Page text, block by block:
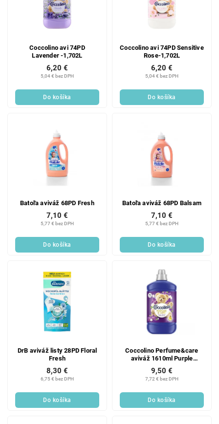
Coccolino avi 74PD
Lavender -1,702L
5,04 € bez DPH
6,20 €
Do košíka
Coccolino avi 74PD Sensitive
Rose-1,702L
5,04 € bez DPH
6,20 €
Do košíka
Batoľa aviváž 68PD Fresh
5,77 € bez DPH
7,10 €
Do košíka
Batoľa aviváž 68PD Balsam
5,77 € bez DPH
7,10 €
Do košíka
DrB aviváž listy 28PD Floral
Fresh
6,75 € bez DPH
8,30 €
Do košíka
Coccolino Perfume&care
aviváž 1610ml Purple
7,72 € bez DPH
9,50 €
Do košíka